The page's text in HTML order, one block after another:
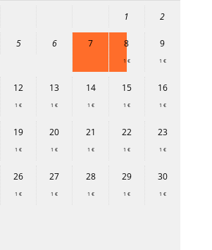
1 2
5 6 7 8
1 €
9
1 €
12
1 €
13
1 €
14
1 €
15
1 €
16
1 €
19
1 €
20
1 €
21
1 €
22
1 €
23
1 €
26
1 €
27
1 €
28
1 €
29
1 €
30
1 €